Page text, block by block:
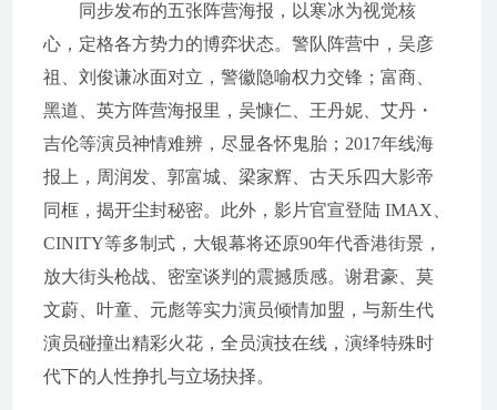
同步发布的五张阵营海报，以寒冰为视觉核
心，定格各方势力的博弈状态。警队阵营中，吴彦
祖、刘俊谦冰面对立，警徽隐喻权力交锋；富商、
黑道、英方阵营海报里，吴慷仁、王丹妮、艾丹・
吉伦等演员神情难辨，尽显各怀鬼胎；2017年线海
报上，周润发、郭富城、梁家辉、古天乐四大影帝
同框，揭开尘封秘密。此外，影片官宣登陆 IMAX、
CINITY等多制式，大银幕将还原90年代香港街景，
放大街头枪战、密室谈判的震撼质感。谢君豪、莫
文蔚、叶童、元彪等实力演员倾情加盟，与新生代
演员碰撞出精彩火花，全员演技在线，演绎特殊时
代下的人性挣扎与立场抉择。